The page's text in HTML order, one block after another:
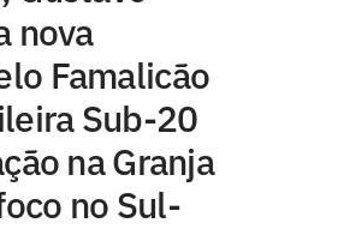
nova
Famalicão
Sub-20
na Granja
no Sul-